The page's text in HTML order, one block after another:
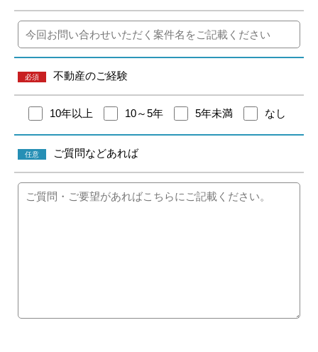
必須 不動産のご経験
10年以上 10～5年 5年未満 なし
任意 ご質問などあれば